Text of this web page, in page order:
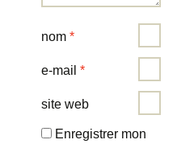
nom *
e-mail *
site web
Enregistrer mon